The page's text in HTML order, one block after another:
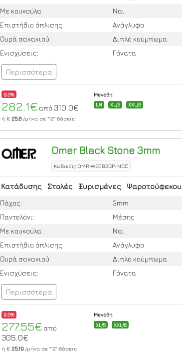
Με κουκούλα:
Ναι
Επιστήθιο όπλισης:
Ανάγλυφο
Ουρά σακακιού:
Διπλό κούμπωμα
Ενισχύσεις:
Γόνατα
Περισσότερα
9.0%
282.1€ από 310.0€
ή € 25,6/μήνα σε "12"δόσεις
Μεγέθη:
L/4
XL/5 XXL/6
OmerBlack Stone 3mm
Κωδικός: OMR-WE083GP-NCC
Κατάδυσης Στολές Ξυρισμένες Ψαροτούφεκου
Πάχος:
3mm
Παντελόνι:
Μέσης
Με κουκούλα:
Ναι
Επιστήθιο όπλισης:
Ανάγλυφο
Ουρά σακακιού:
Διπλό κούμπωμα
Ενισχύσεις:
Γόνατα
Περισσότερα
9.0%
277.55€ από
305.0€
ή € 25,19/μήνα σε "12"δόσεις
Μεγέθη:
XL/5
XXL/6